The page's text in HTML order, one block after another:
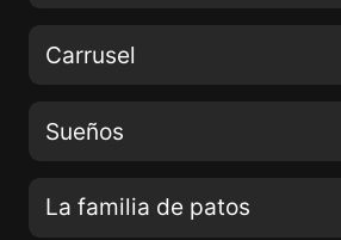
Carrusel
Sueños
La familia de patos